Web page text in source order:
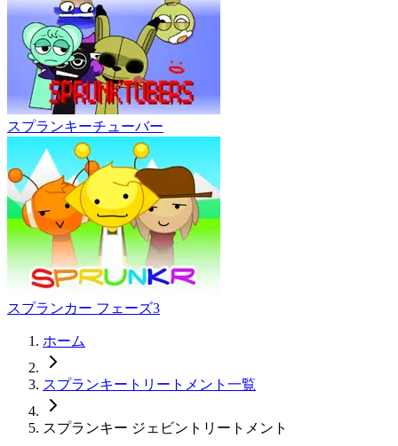
スプランキーチューバー
スプランカー フェーズ3
ホーム
スプランキートリートメント一覧
スプランキー ジェビントリートメント